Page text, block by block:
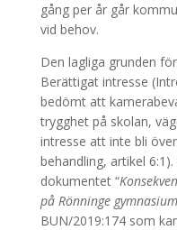
gång per år går
vid behov.
Den lagliga grunden
Berättigat intresse
bedömt att
trygghet på skolan,
intresse att inte bli
behandling, artikel
dokumentet “
på Rönninge
BUN/2019:174 som